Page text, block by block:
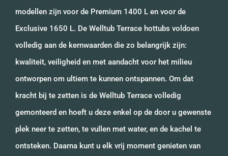
modellen zijn voor de Premium 1400 L en voor de
Exclusive 1650 L. De Welltub Terrace hottubs voldoen
volledig aan de kernwaarden die zo belangrijk zijn:
kwaliteit, veiligheid en met aandacht voor het milieu
ontworpen om ultiem te kunnen ontspannen. Om dat
kracht bij te zetten is de Welltub Terrace volledig
gemonteerd en hoeft u deze enkel op de door u gewenste
plek neer te zetten, te vullen met water, en de kachel te
ontsteken. Daarna kunt u elk vrij moment genieten van